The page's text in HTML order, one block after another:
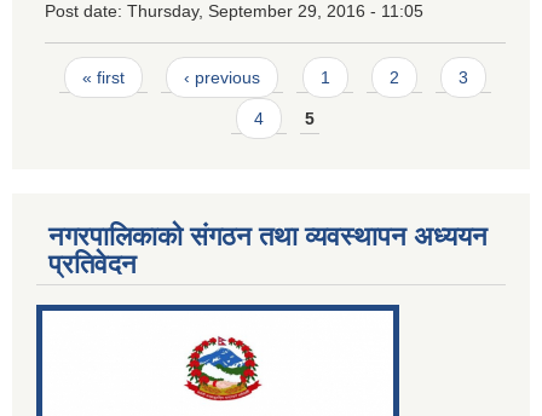
Post date: Thursday, September 29, 2016 - 11:05
Pages
« first ‹ previous 1 2 3
4 5
नगरपालिकाको संगठन तथा व्यवस्थापन अध्ययन
प्रतिवेदन